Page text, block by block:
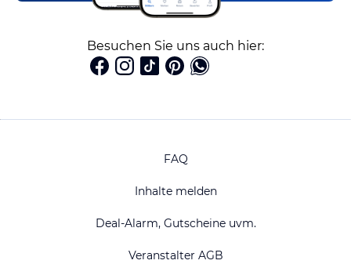
Besuchen Sie uns auch hier:
FAQ
Inhalte melden
Deal-Alarm, Gutscheine uvm.
Veranstalter AGB